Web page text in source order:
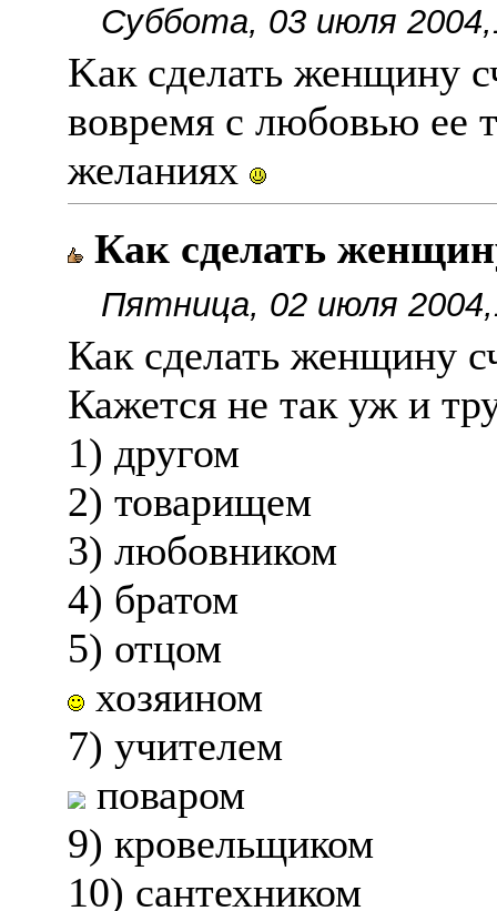
Суббота, 03 июля
Kак сделать женщину
вовремя с любовью ee
желаниях
Как сделать
Пятница, 02 июля
Как сделать женщину
Кажется не так уж и
1) другом
2) товарищем
3) любовником
4) братом
5) отцом
хозяином
7) учителем
поваром
9) кровельщиком
10) сантехником